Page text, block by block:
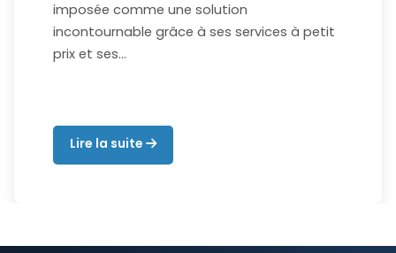
imposée comme une solution
incontournable grâce à ses services à petit
prix et ses…
Lire la suite